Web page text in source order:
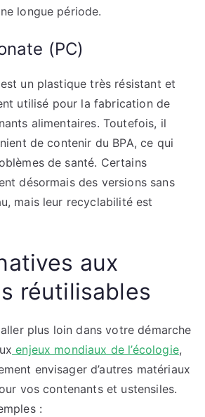
longue période.
(PC)
un plastique très résistant et
utilisé pour la fabrication de
alimentaires. Toutefois, il
de contenir du BPA, ce qui
de santé. Certains
désormais des versions sans
mais leur recyclabilité est
aux
réutilisables
plus loin dans votre démarche
enjeux mondiaux de l’écologie,
envisager d’autres matériaux
vos contenants et ustensiles.
: